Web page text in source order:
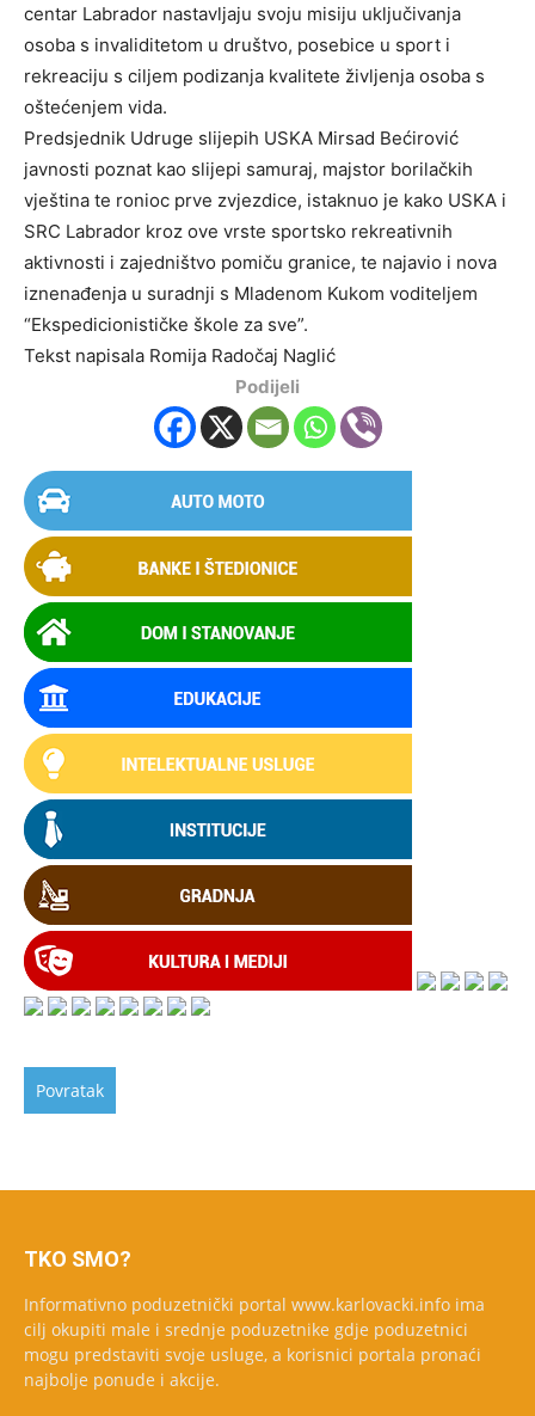
centar Labrador nastavljaju svoju misiju uključivanja
osoba s invaliditetom u društvo, posebice u sport i
rekreaciju s ciljem podizanja kvalitete življenja osoba s
oštećenjem vida.
Predsjednik Udruge slijepih USKA Mirsad Bećirović
javnosti poznat kao slijepi samuraj, majstor borilačkih
vještina te ronioc prve zvjezdice, istaknuo je kako USKA i
SRC Labrador kroz ove vrste sportsko rekreativnih
aktivnosti i zajedništvo pomiču granice, te najavio i nova
iznenađenja u suradnji s Mladenom Kukom voditeljem
“Ekspedicionističke škole za sve”.
Tekst napisala Romija Radočaj Naglić
Podijeli
TKO SMO?
Informativno poduzetnički portal www.karlovacki.info ima
cilj okupiti male i srednje poduzetnike gdje poduzetnici
mogu predstaviti svoje usluge, a korisnici portala pronaći
najbolje ponude i akcije.